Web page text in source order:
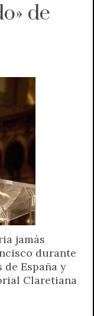
de
jamás
durante
España y
Claretiana